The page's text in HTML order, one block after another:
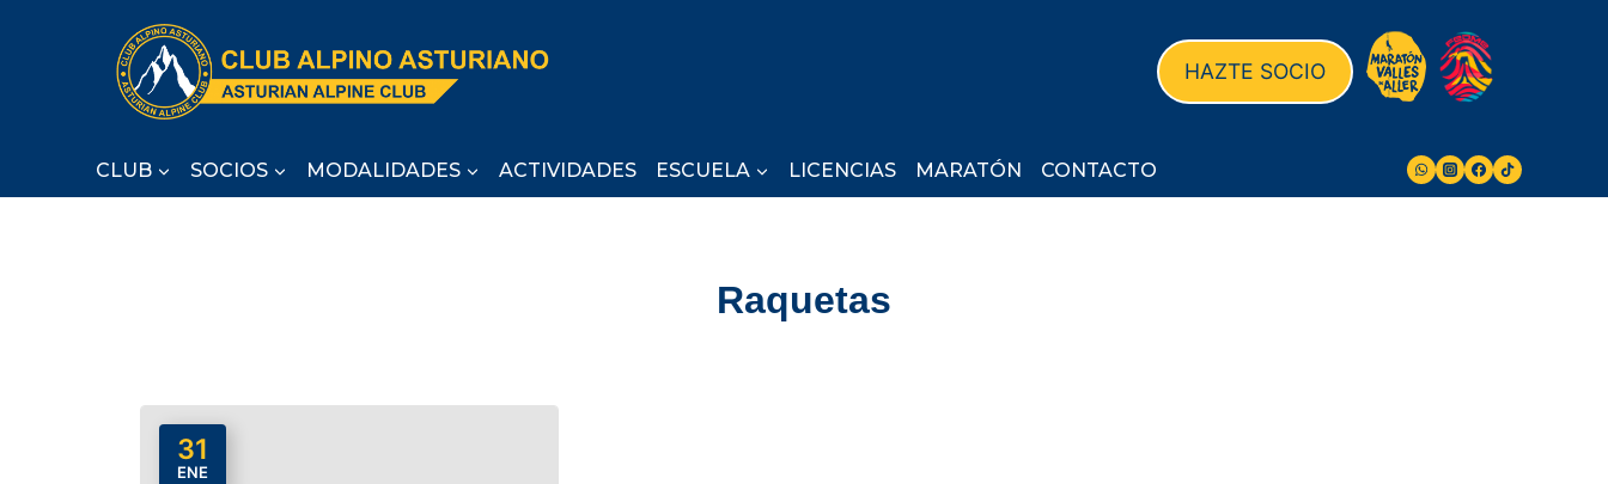
HAZTE SOCIO
CLUB SOCIOS MODALIDADES ACTIVIDADES ESCUELA LICENCIAS MARATÓN CONTACTO
Raquetas
31
ENE